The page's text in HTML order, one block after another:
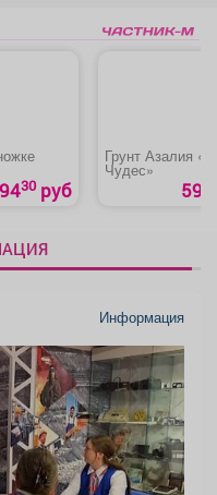
30 руб
Грунт Азалия
Чудес»
59
Информация